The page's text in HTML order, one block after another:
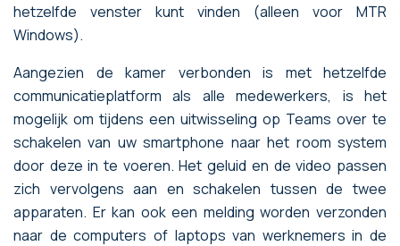
hetzelfde venster kunt vinden (alleen voor MTR
Windows).
Aangezien de kamer verbonden is met hetzelfde
communicatieplatform als alle medewerkers, is het
mogelijk om tijdens een uitwisseling op Teams over te
schakelen van uw smartphone naar het room system
door deze in te voeren. Het geluid en de video passen
zich vervolgens aan en schakelen tussen de twee
apparaten. Er kan ook een melding worden verzonden
naar de computers of laptops van werknemers in de